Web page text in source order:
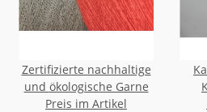
Zertifizierte nachhaltige
und ökologische Garne
Preis im Artikel